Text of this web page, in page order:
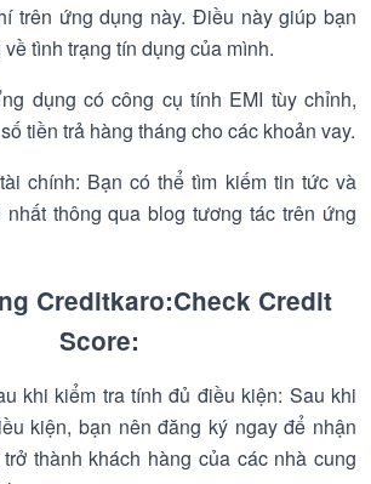
trên ứng dụng này. Điều này giúp bạn
tình trạng tín dụng của mình.
dụng có công cụ tính EMI tùy chỉnh,
tiền trả hàng tháng cho các khoản vay.
chính: Bạn có thể tìm kiếm tin tức và
thông qua blog tương tác trên ứng
Creditkaro:Check Credit
Score:
khi kiểm tra tính đủ điều kiện: Sau khi
kiện, bạn nên đăng ký ngay để nhận
thành khách hàng của các nhà cung